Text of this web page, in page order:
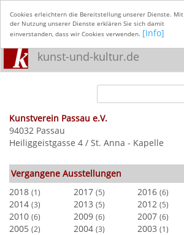
Cookies erleichtern die Bereitstellung unserer Dienste. Mit
der Nutzung unserer Dienste erklären Sie sich damit
einverstanden, dass wir Cookies verwenden. [Info]
kunst-und-kultur.de
Kunstverein Passau e.V.
94032 Passau
Heiliggeistgasse 4 / St. Anna - Kapelle
Vergangene Ausstellungen
2018 (1) 2017 (5) 2016 (6)
2014 (3) 2013 (5) 2012 (5)
2010 (6) 2009 (6) 2007 (6)
2005 (2) 2004 (3) 2003 (1)